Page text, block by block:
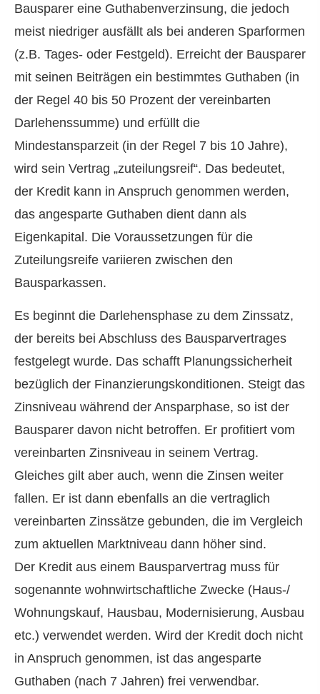
Bausparer eine Guthabenverzinsung, die jedoch
meist niedriger ausfällt als bei anderen Sparformen
(z.B. Tages- oder Festgeld). Erreicht der Bausparer
mit seinen Beiträgen ein bestimmtes Guthaben (in
der Regel 40 bis 50 Prozent der vereinbarten
Darlehenssumme) und erfüllt die
Mindestansparzeit (in der Regel 7 bis 10 Jahre),
wird sein Vertrag „zuteilungsreif“. Das bedeutet,
der Kredit kann in Anspruch genommen werden,
das angesparte Guthaben dient dann als
Eigenkapital. Die Voraussetzungen für die
Zuteilungsreife variieren zwischen den
Bausparkassen.
Es beginnt die Darlehensphase zu dem Zinssatz,
der bereits bei Abschluss des Bausparvertrages
festgelegt wurde. Das schafft Planungssicherheit
bezüglich der Finanzierungskonditionen. Steigt das
Zinsniveau während der Ansparphase, so ist der
Bausparer davon nicht betroffen. Er profitiert vom
vereinbarten Zinsniveau in seinem Vertrag.
Gleiches gilt aber auch, wenn die Zinsen weiter
fallen. Er ist dann ebenfalls an die vertraglich
vereinbarten Zinssätze gebunden, die im Vergleich
zum aktuellen Marktniveau dann höher sind.
Der Kredit aus einem Bausparvertrag muss für
sogenannte wohnwirtschaftliche Zwecke (Haus-/
Wohnungskauf, Hausbau, Modernisierung, Ausbau
etc.) verwendet werden. Wird der Kredit doch nicht
in Anspruch genommen, ist das angesparte
Guthaben (nach 7 Jahren) frei verwendbar.